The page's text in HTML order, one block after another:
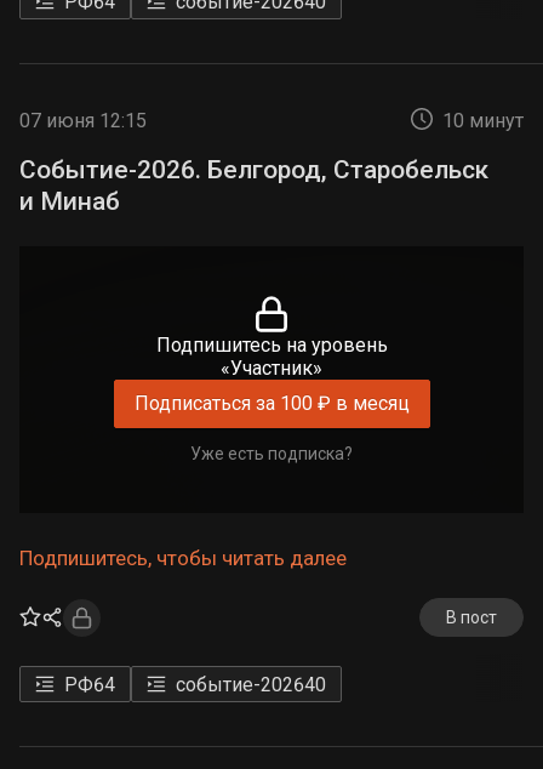
07 июня 12:15 10 минут
Событие-2026. Белгород, Старобельск
и Минаб
Подпишитесь на уровень
«Участник»
Подписаться за 100 ₽ в месяц
Уже есть подписка?
Подпишитесь, чтобы читать далее
В пост
РФ64 событие-202640